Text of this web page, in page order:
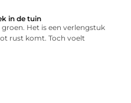
in de tuin
Het is een verlengstuk
rust komt. Toch voelt